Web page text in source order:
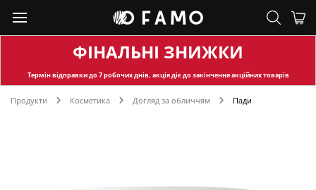
ФІНАЛЬНІ ЗНИЖКИ
Термін відправкидо 7 робочих днів, акція діє до закінчення акційних товарів
Продукти Косметика Догляд за обличчям Пади